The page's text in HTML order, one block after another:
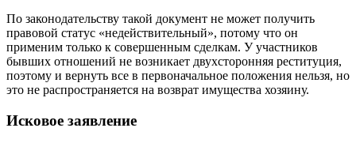
По законодательству такой документ не может получить
правовой статус «недействительный», потому что он
применим только к совершенным сделкам. У участников
бывших отношений не возникает двухсторонняя реституция,
поэтому и вернуть все в первоначальное положения нельзя, но
это не распространяется на возврат имущества хозяину.
Исковое заявление